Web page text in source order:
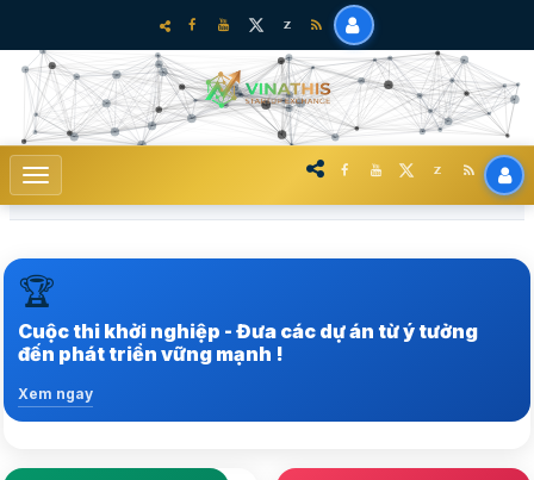
🏆
Cuộc thi khởi nghiệp - Đưa các dự án từ ý tưởng
đến phát triển vững mạnh !
Xem ngay
Trong hệ sinh thái khởi nghiệp sáng tạo tại Việt Nam
Xem ngay